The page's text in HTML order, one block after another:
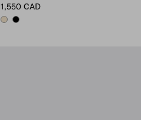
1,550 CAD
IVORYBLACK